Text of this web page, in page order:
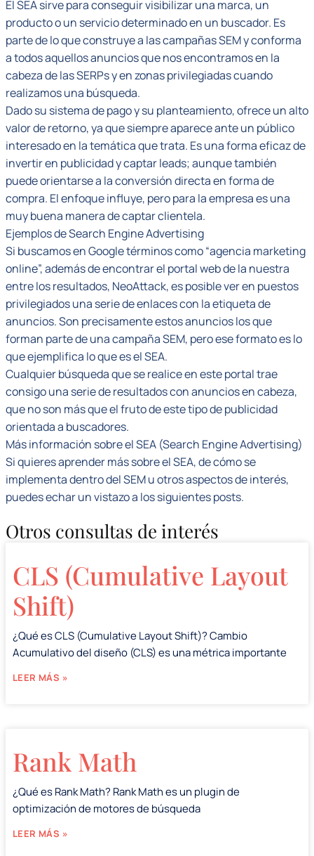
El SEA sirve para conseguir visibilizar una marca, un
producto o un servicio determinado en un buscador. Es
parte de lo que construye a las campañas SEM y conforma
a todos aquellos anuncios que nos encontramos en la
cabeza de las SERPs y en zonas privilegiadas cuando
realizamos una búsqueda.
Dado su sistema de pago y su planteamiento, ofrece un alto
valor de retorno, ya que siempre aparece ante un público
interesado en la temática que trata. Es una forma eficaz de
invertir en publicidad y captar leads; aunque también
puede orientarse a la conversión directa en forma de
compra. El enfoque influye, pero para la empresa es una
muy buena manera de captar clientela.
Ejemplos de Search Engine Advertising
Si buscamos en Google términos como “agencia marketing
online”, además de encontrar el portal web de la nuestra
entre los resultados, NeoAttack, es posible ver en puestos
privilegiados una serie de enlaces con la etiqueta de
anuncios. Son precisamente estos anuncios los que
forman parte de una campaña SEM, pero ese formato es lo
que ejemplifica lo que es el SEA.
Cualquier búsqueda que se realice en este portal trae
consigo una serie de resultados con anuncios en cabeza,
que no son más que el fruto de este tipo de publicidad
orientada a buscadores.
Más información sobre el SEA (Search Engine Advertising)
Si quieres aprender más sobre el SEA, de cómo se
implementa dentro del SEM u otros aspectos de interés,
puedes echar un vistazo a los siguientes posts.
Otros consultas de interés
CLS (Cumulative Layout
Shift)
¿Qué es CLS (Cumulative Layout Shift)? Cambio
Acumulativo del diseño (CLS) es una métrica importante
LEER MÁS »
Rank Math
¿Qué es Rank Math? Rank Math es un plugin de
optimización de motores de búsqueda
LEER MÁS »